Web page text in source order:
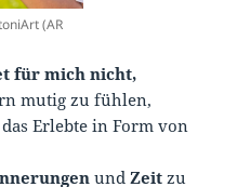
(AR
für mich nicht,
mutig zu fühlen,
Erlebte in Form von
undZeit zu